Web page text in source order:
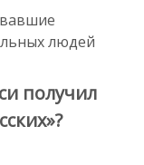
людей
получил